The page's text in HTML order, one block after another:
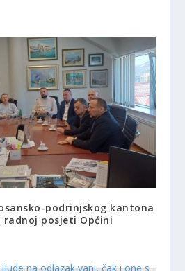
podrinjskog kantona
radnoj posjeti Općini